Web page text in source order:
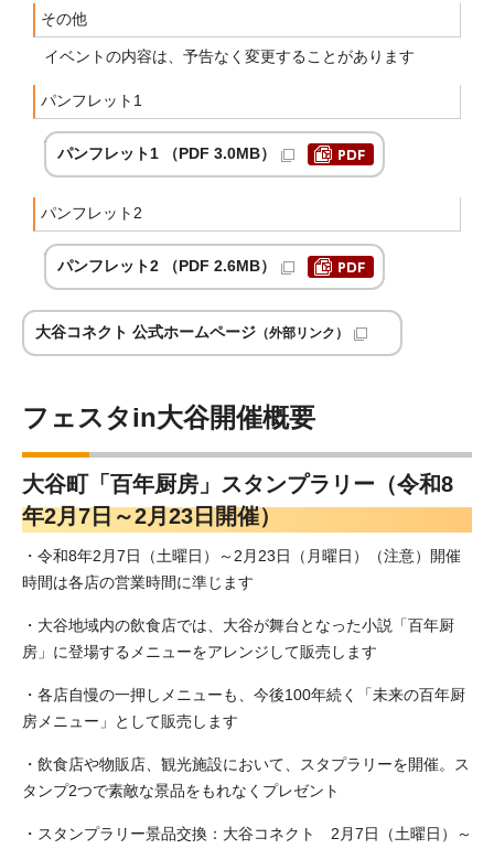
その他
イベントの内容は、予告なく変更することがあります
パンフレット1
パンフレット1 （PDF 3.0MB）
パンフレット2
パンフレット2 （PDF 2.6MB）
大谷コネクト 公式ホームページ （外部リンク）
フェスタin大谷開催概要
大谷町「百年厨房」スタンプラリー（令和8
年2月7日～2月23日開催）
・令和8年2月7日（土曜日）～2月23日（月曜日）（注意）開催
時間は各店の営業時間に準じます
・大谷地域内の飲食店では、大谷が舞台となった小説「百年厨
房」に登場するメニューをアレンジして販売します
・各店自慢の一押しメニューも、今後100年続く「未来の百年厨
房メニュー」として販売します
・飲食店や物販店、観光施設において、スタプラリーを開催。ス
タンプ2つで素敵な景品をもれなくプレゼント
・スタンプラリー景品交換：大谷コネクト 2月7日（土曜日）～